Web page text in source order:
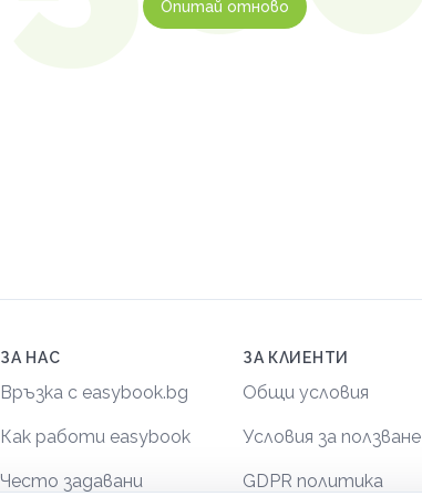
Опитай отново
ЗА НАС
Връзка с easybook.bg
Как работи easybook
Често задавани
ЗА КЛИЕНТИ
Общи условия
Условия за ползване
GDPR политика